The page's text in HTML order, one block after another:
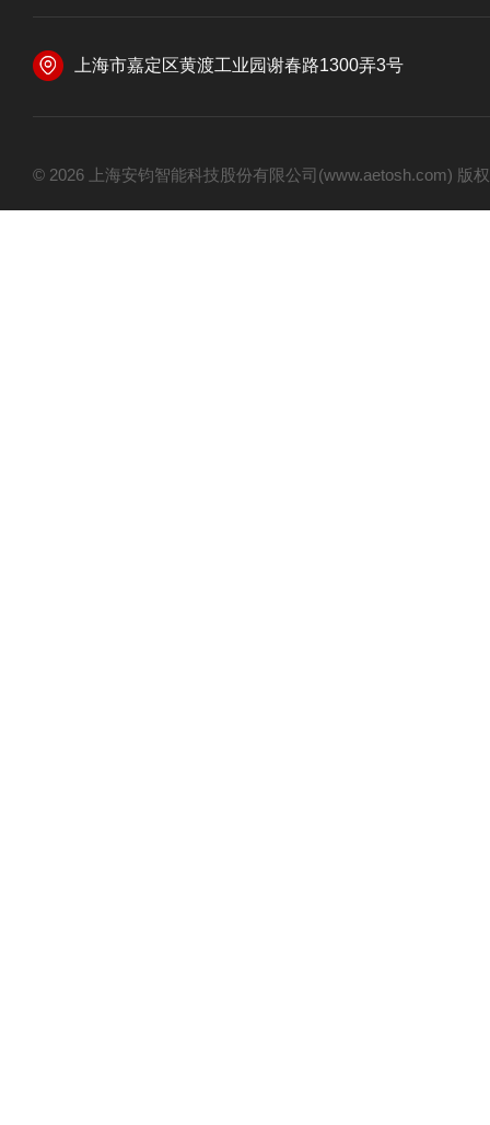
上海市嘉定区黄渡工业园谢春路1300弄3号
© 2026 上海安钧智能科技股份有限公司(www.aetosh.com)